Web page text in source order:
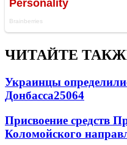
ЧИТАЙТЕ
Украинцы
Донбасса25064
Присвоение средств
Коломойского